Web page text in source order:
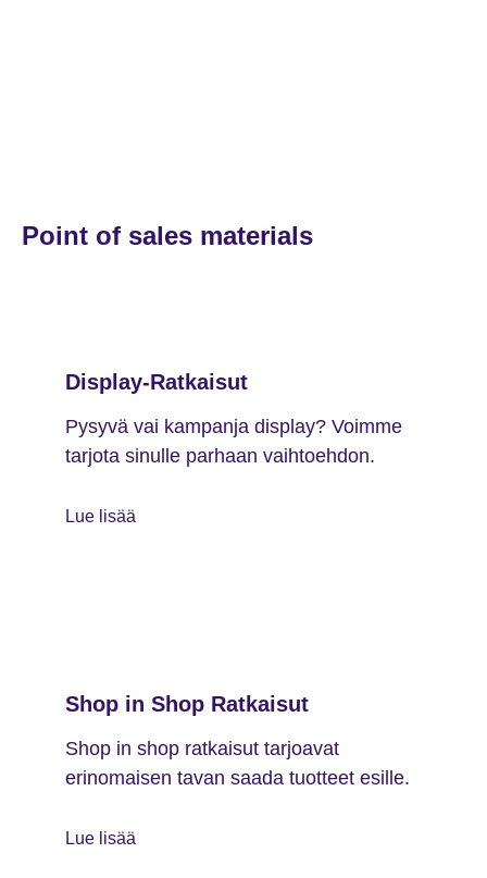
Point of sales materials
Display-Ratkaisut
Pysyvä vai kampanja display? Voimme
tarjota sinulle parhaan vaihtoehdon.
Lue lisää
Shop in Shop Ratkaisut
Shop in shop ratkaisut tarjoavat
erinomaisen tavan saada tuotteet esille.
Lue lisää